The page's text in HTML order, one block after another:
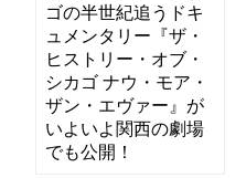
ゴの半世紀追うドキ
ュメンタリー『ザ・
ヒストリー・オブ・
シカゴ ナウ・モア・
ザン・エヴァー』が
いよいよ関西の劇場
でも公開！